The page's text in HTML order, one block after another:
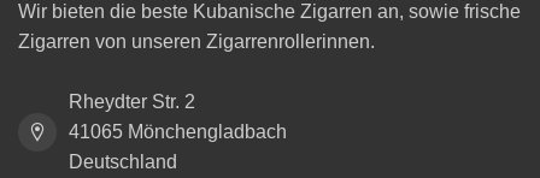
Wir bieten die beste Kubanische Zigarren an, sowie frische
Zigarren von unseren Zigarrenrollerinnen.
Rheydter Str. 2
41065 Mönchengladbach
Deutschland